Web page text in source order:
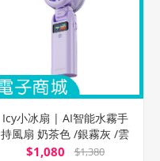
Icy小冰扇 | AI智能水霧手
持風扇 奶茶色 /銀霧灰 /雲
朵白 /軍綠色 /樱花粉 /薰衣
$1,080 $1,380